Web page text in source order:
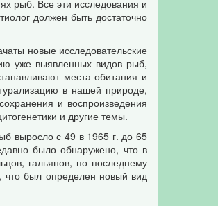
рыб. Все эти исследования и
должен быть достаточно
новые исследовательские
уже выявленных видов рыб,
места обитания и
в нашей природе,
и воспроизведения
и другие темы.
выросло с 49 в 1965 г. до 65
было обнаружено, что в
гальянов, по последнему
что был определен новый вид